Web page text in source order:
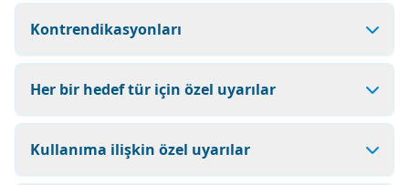
Kontrendikasyonları
Her bir hedef tür için özel uyarılar
Kullanıma ilişkin özel uyarılar